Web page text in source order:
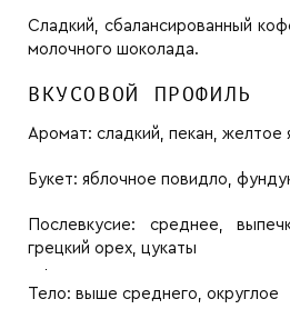
Сладкий, сбалансированный
молочного шоколада.
ВКУСОВОЙ ПРОФИЛЬ
Аромат: сладкий, пекан, желтое
Букет: яблочное повидло,
Послевкусие: среднее,
грецкий орех, цукаты
Тело: выше среднего, округлое